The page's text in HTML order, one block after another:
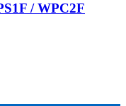
/ WPC2F